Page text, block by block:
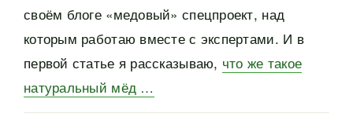
своём блоге «медовый» спецпроект, над
которым работаю вместе с экспертами. И в
первой статье я рассказываю, что же такое
натуральный мёд …